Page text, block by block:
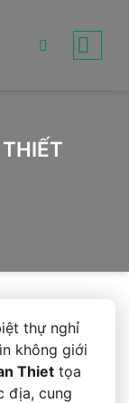
thự nghỉ
không giới
Thiet tọa
địa, cung